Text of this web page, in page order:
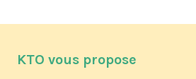
KTO vous propose